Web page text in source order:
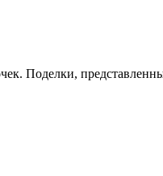
Поделки,